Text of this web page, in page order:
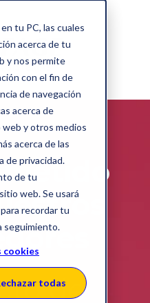
tu PC, las cuales
acerca de tu
y nos permite
con el fin de
de navegación
acerca de
y otros medios
acerca de las
de privacidad.
de tu
web. Se usará
recordar tu
seguimiento.
cookies
todas
de